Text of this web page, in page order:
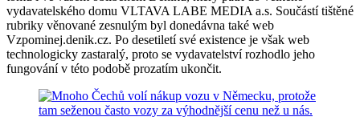
vydavatelského domu VLTAVA LABE MEDIA a.s. Součástí tištěné
rubriky věnované zesnulým byl donedávna také web
Vzpominej.denik.cz. Po desetiletí své existence je však web
technologicky zastaralý, proto se vydavatelství rozhodlo jeho
fungování v této podobě prozatím ukončit.